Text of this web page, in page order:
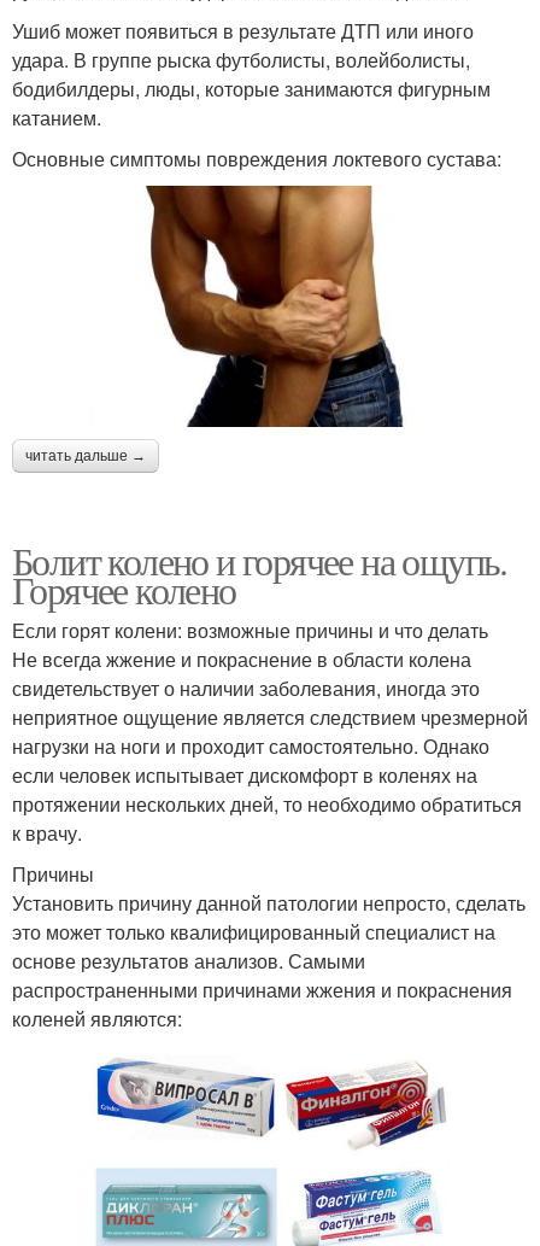
Ушиб может появиться в результате ДТП или иного
удара. В группе рыска футболисты, волейболисты,
бодибилдеры, люды, которые занимаются фигурным
катанием.
Основные симптомы повреждения локтевого сустава:
читать дальше →
Болит колено и горячее на ощупь.
Горячее колено
Если горят колени: возможные причины и что делать
Не всегда жжение и покраснение в области колена
свидетельствует о наличии заболевания, иногда это
неприятное ощущение является следствием чрезмерной
нагрузки на ноги и проходит самостоятельно. Однако
если человек испытывает дискомфорт в коленях на
протяжении нескольких дней, то необходимо обратиться
к врачу.
Причины
Установить причину данной патологии непросто, сделать
это может только квалифицированный специалист на
основе результатов анализов. Самыми
распространенными причинами жжения и покраснения
коленей являются: